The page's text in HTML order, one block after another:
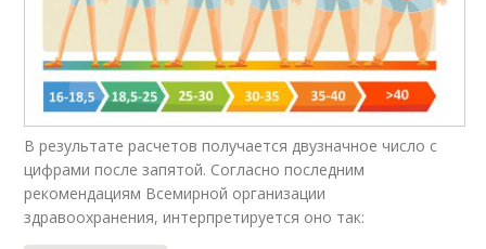
В результате расчетов получается двузначное число с
цифрами после запятой. Согласно последним
рекомендациям Всемирной организации
здравоохранения, интерпретируется оно так: